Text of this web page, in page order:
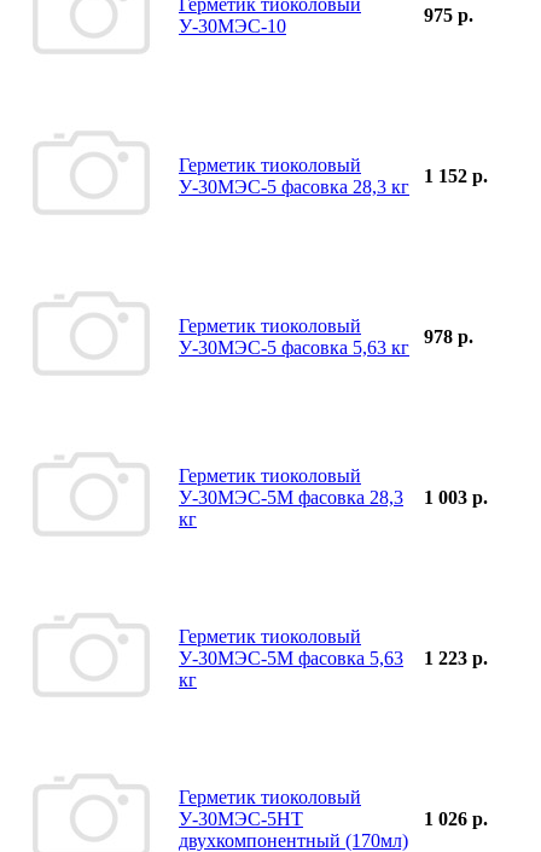
У-30МЭС-10
975 р.
Герметик тиоколовый
У-30МЭС-5 фасовка 28,3 кг
1 152 р.
Герметик тиоколовый
У-30МЭС-5 фасовка 5,63 кг
978 р.
Герметик тиоколовый
У-30МЭС-5М фасовка 28,3
кг
1 003 р.
Герметик тиоколовый
У-30МЭС-5М фасовка 5,63
кг
1 223 р.
Герметик тиоколовый
У-30МЭС-5НТ
двухкомпонентный (170мл)
1 026 р.